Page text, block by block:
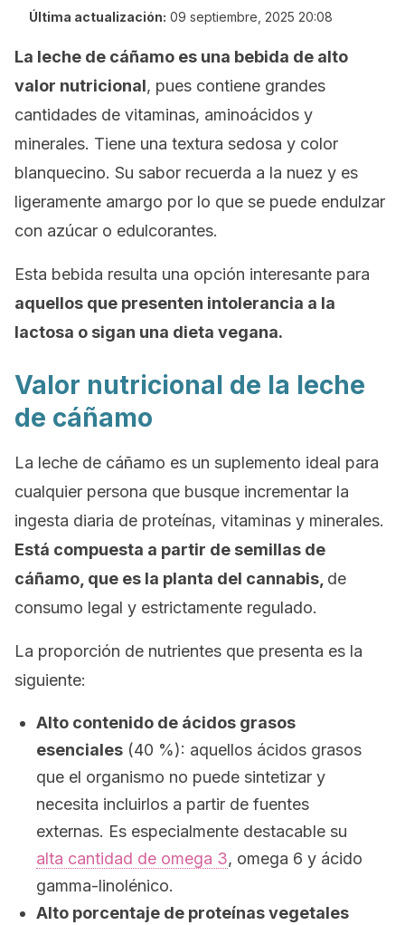
Última actualización: 09 septiembre, 2025 20:08
La leche de cáñamo es una bebida de alto
valor nutricional, pues contiene grandes
cantidades de vitaminas, aminoácidos y
minerales. Tiene una textura sedosa y color
blanquecino. Su sabor recuerda a la nuez y es
ligeramente amargo por lo que se puede endulzar
con azúcar o edulcorantes.
Esta bebida resulta una opción interesante para
aquellos que presenten intolerancia a la
lactosa o sigan una dieta vegana.
Valor nutricional de la leche
de cáñamo
La leche de cáñamo es un suplemento ideal para
cualquier persona que busque incrementar la
ingesta diaria de proteínas, vitaminas y minerales.
Está compuesta a partir de semillas de
cáñamo, que es la planta del cannabis, de
consumo legal y estrictamente regulado.
La proporción de nutrientes que presenta es la
siguiente:
Alto contenido de ácidos grasos
esenciales (40 %): aquellos ácidos grasos
que el organismo no puede sintetizar y
necesita incluirlos a partir de fuentes
externas. Es especialmente destacable su
alta cantidad de omega 3, omega 6 y ácido
gamma-linolénico.
Alto porcentaje de proteínas vegetales